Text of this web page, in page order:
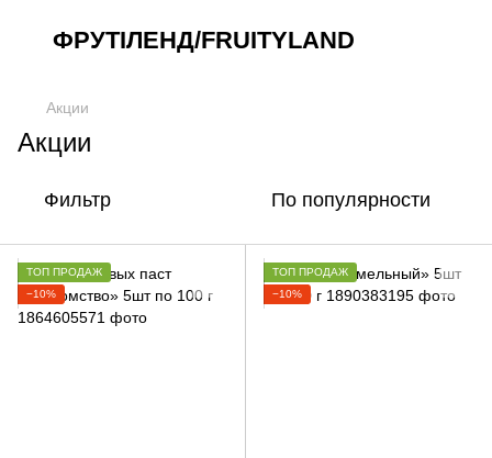
ФРУТІЛЕНД/FRUITYLAND
Акции
Акции
Фильтр По популярности
ТОП ПРОДАЖ
−10%
ТОП ПРОДАЖ
−10%